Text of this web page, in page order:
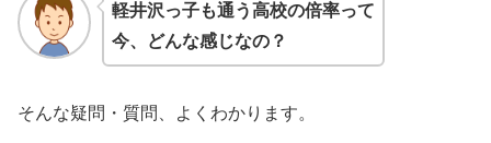
軽井沢っ子も通う高校の倍率って
今、どんな感じなの？
そんな疑問・質問、よくわかります。